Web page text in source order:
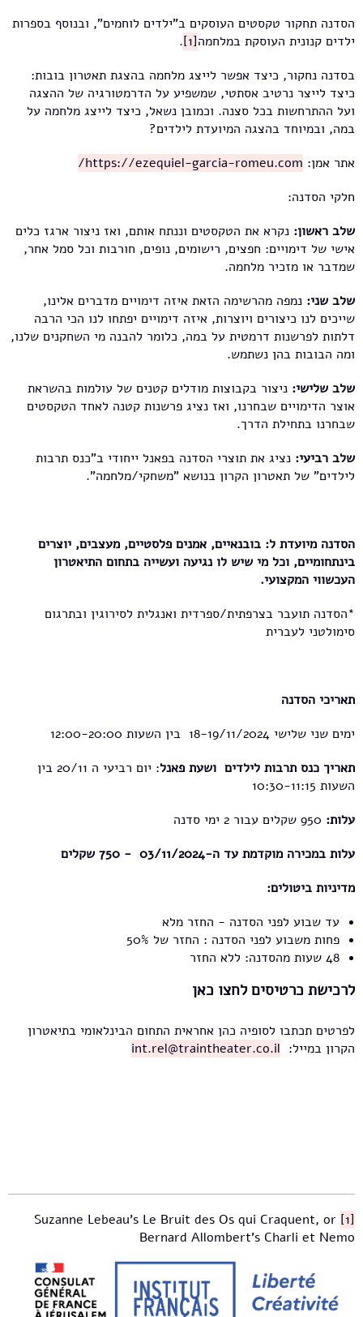
הסדנה תחקור טקסטים העוסקים ב"ילדים לוחמים", ובנוסף בספרות
ילדים קנונית העוסקת במלחמה[1]
.
בסדנה נחקור, כיצד אפשר לייצג מלחמה בהצגת תאטרון בובות:
כיצד לייצר נרטיב אסתטי, שמשפיע על הדרמטורגיה של ההצגה
ועל ההתרחשות בכל סצנה. וכמובן נשאל, כיצד לייצג מלחמה על
במה, ובמיוחד בהצגה המיועדת לילדים?
אתר אמן: https://ezequiel-garcia-romeu.com/
חלקי הסדנה:
שלב ראשון: נקרא את הטקסטים וננתח אותם, ואז ניצור ארגז כלים
אישי של דימויים: חפצים, רישומים, נופים, חורבות וכל סמל אחר,
שמדבר או מזכיר מלחמה.
שלב שני: נמפה מהרשימה הזאת איזה דימויים מדברים אלינו,
שייכים לנו כיצורים ויוצרות, איזה דימויים יפתחו לנו הכי הרבה
דלתות לפרשנות דרמטית על במה, כלומר להבנה מי השחקנים שלנו,
ומה הבובות בהן נשתמש.
שלב שלישי: ניצור בקבוצות מודלים קטנים של עולמות בהשראת
אוצר הדימויים שבחרנו, ואז נציג פרשנות קטנה לאחד הטקסטים
שבחרנו בתחילת הדרך.
שלב רביעי: נציג את תוצרי הסדנה בפאנל ייחודי ב"כנס תרבות
לילדים" של תאטרון הקרון בנושא "משחקי/מלחמה".
הסדנה מיועדת ל: בובנאיים, אמנים פלסטיים, מעצבים, יוצרים
בינתחומיים, וכל מי שיש לו נגיעה ועשייה בתחום התיאטרון
העכשווי המקצועי.
*הסדנה תועבר בצרפתית/ספרדית ואנגלית לסירוגין ובתרגום
סימולטני לעברית
תאריכי הסדנה
ימים שני שלישי 18-19/11/2024 בין השעות 12:00-20:00
תאריך כנס תרבות לילדים ושעת פאנל
: יום רביעי ה 20/11 בין
השעות 10:30-11:15
עלות:
עלות במכירה מוקדמת עד ה-03/11/2024 - 750 שקלים
מדיניות ביטולים:
עד שבוע לפני הסדנה - החזר מלא
פחות משבוע לפני הסדנה : החזר של 50%
48 שעות מהסדנה: ללא החזר
לרכישת כרטיסים לחצו כאן
לפרטים תכתבו לסופיה כהן אחראית התחום הבינלאומי בתיאטרון
הקרון במייל: int.rel@traintheater.co.il
[1]
Suzanne Lebeau's Le Bruit des Os qui Craquent, or
Bernard Allombert's Charli et Nemo